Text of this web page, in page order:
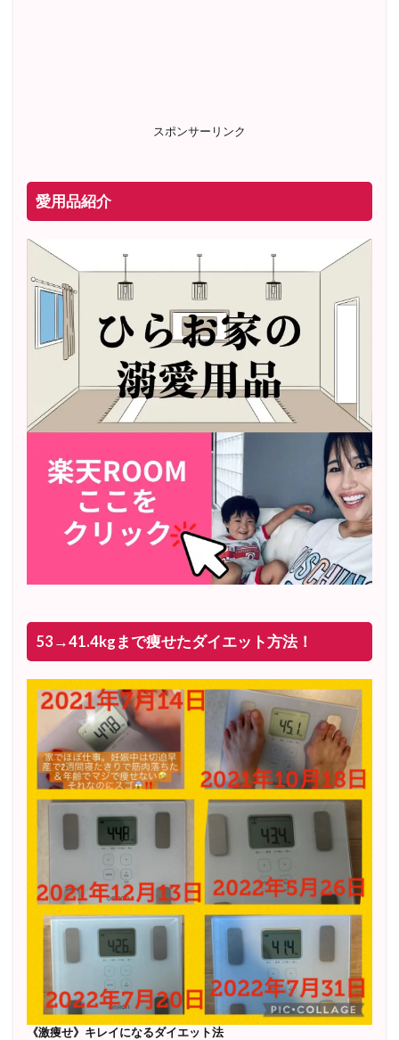
スポンサーリンク
愛用品紹介
53→41.4kgまで痩せたダイエット方法！
《激痩せ》キレイになるダイエット法